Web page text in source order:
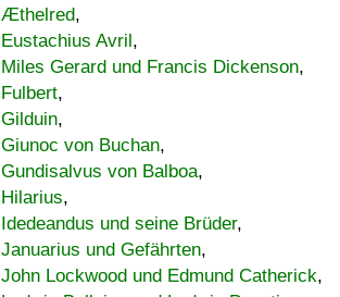
Æthelred,
Eustachius Avril,
Miles Gerard und Francis Dickenson,
Fulbert,
Gilduin,
Giunoc von Buchan,
Gundisalvus von Balboa,
Hilarius,
Idedeandus und seine Brüder,
Januarius und Gefährten,
John Lockwood und Edmund Catherick,